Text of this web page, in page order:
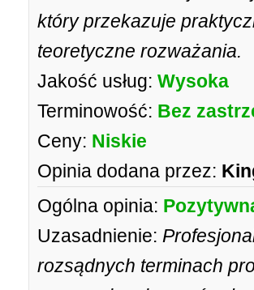
który przekazuje
teoretyczne rozważania.
Jakość usług: Wysoka
Terminowość: Bez
Ceny: Niskie
Opinia dodana przez:
Ogólna opinia:
Uzasadnienie:
rozsądnych terminach